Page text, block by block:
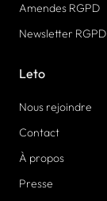
Amendes RGPD
Newsletter RGPD
Leto
Nous rejoindre
Contact
À propos
Presse